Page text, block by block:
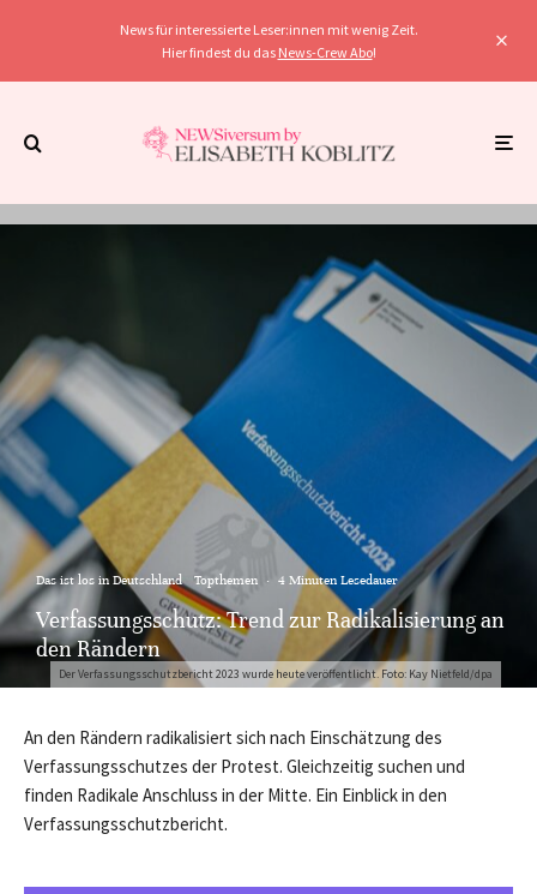
News für interessierte Leser:innen mit wenig Zeit.
Hier findest du das News-Crew Abo!
Der Verfassungsschutzbericht 2023 wurde heute veröffentlicht. Foto: Kay Nietfeld/dpa
Das ist los in Deutschland Topthemen · 4 Minuten Lesedauer
Verfassungsschutz: Trend zur Radikalisierung an
den Rändern
An den Rändern radikalisiert sich nach Einschätzung des
Verfassungsschutzes der Protest. Gleichzeitig suchen und
finden Radikale Anschluss in der Mitte. Ein Einblick in den
Verfassungsschutzbericht.